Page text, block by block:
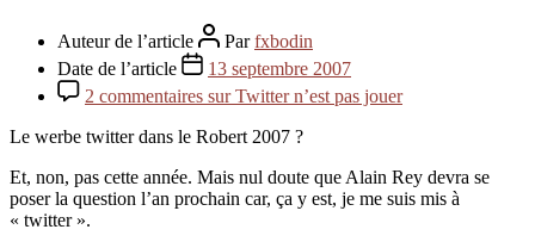
Auteur de l’article Parfxbodin
Date de l’article
13 septembre 2007
2 commentaires sur Twitter n’est pas jouer
Le werbe twitter dans le Robert 2007 ?
Et, non, pas cette année. Mais nul doute que Alain Rey devra se
poser la question l’an prochain car, ça y est, je me suis mis à
« twitter ».